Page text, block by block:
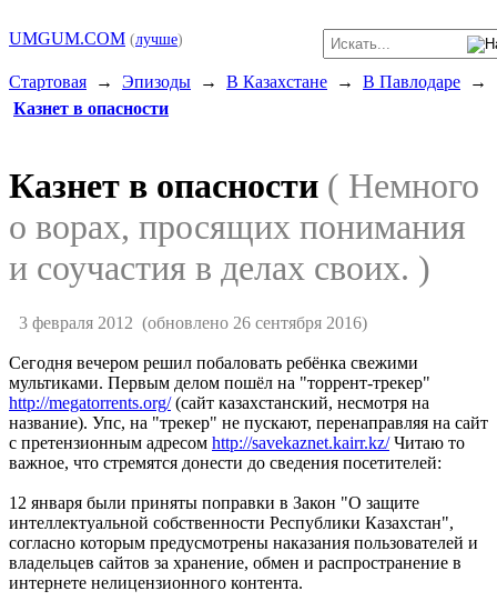
UMGUM.COM (лучше)
Стартовая → Эпизоды → В Казахстане → В Павлодаре →
Казнет в опасности
Казнет в опасности ( Немного
о ворах, просящих понимания
и соучастия в делах своих. )
3 февраля 2012 (обновлено 26 сентября 2016)
Сегодня вечером решил побаловать ребёнка свежими
мультиками. Первым делом пошёл на "торрент-трекер"
http://megatorrents.org/(сайт казахстанский, несмотря на
название). Упс, на "трекер" не пускают, перенаправляя на сайт
с претензионным адресом http://savekaznet.kairr.kz/Читаю то
важное, что стремятся донести до сведения посетителей:
12 января были приняты поправки в Закон "О защите
интеллектуальной собственности Республики Казахстан",
согласно которым предусмотрены наказания пользователей и
владельцев сайтов за хранение, обмен и распространение в
интернете нелицензионного контента.